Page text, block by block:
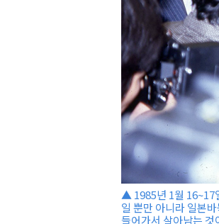
▲ 1985년 1월 16~17
일 뿐만 아니라 일본
들어가서 살아남는 것